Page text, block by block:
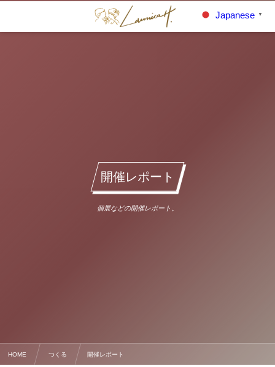
開催レポート
個展などの開催レポート。
HOME つくる 開催レポート
Japanese ▼